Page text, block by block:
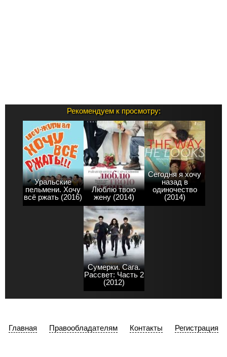
Рекомендуем к просмотру:
Уральские
пельмени. Хочу
всё ржать (2016)
Люблю твою
жену (2014)
Сегодня я хочу
назад в
одиночество
(2014)
Сумерки. Сага.
Рассвет: Часть 2
(2012)
Главная Правообладателям Контакты Регистрация